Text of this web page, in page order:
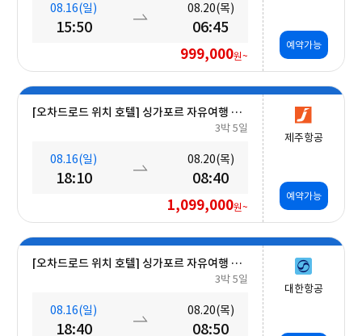
08.16(일)
15:50
08.20(목)
06:45
999,000원~
예약가능
[오차드로드 위치 호텔] 싱가포르 자유여행 5일 #조식포함
3박 5일
08.16(일)
18:10
08.20(목)
08:40
1,099,000원~
제주항공
예약가능
[오차드로드 위치 호텔] 싱가포르 자유여행 5일 #조식포함
3박 5일
08.16(일)
18:40
08.20(목)
08:50
대한항공